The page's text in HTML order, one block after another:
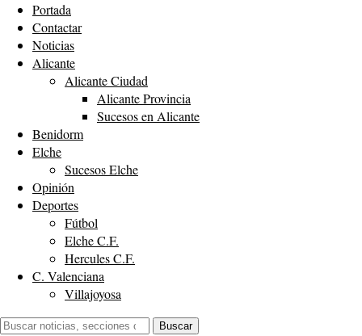
Portada
Contactar
Noticias
Alicante
Alicante Ciudad
Alicante Provincia
Sucesos en Alicante
Benidorm
Elche
Sucesos Elche
Opinión
Deportes
Fútbol
Elche C.F.
Hercules C.F.
C. Valenciana
Villajoyosa
Buscar:
Buscar